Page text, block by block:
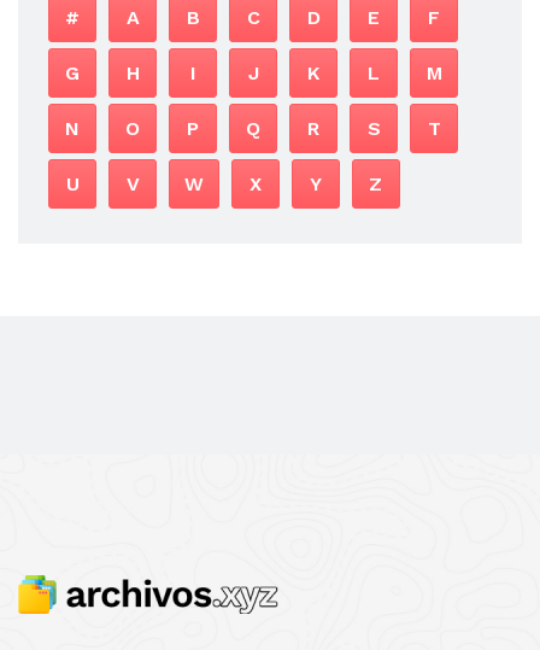
# A B C D E F
G H I J K L M
N O P Q R S T
U V W X Y Z